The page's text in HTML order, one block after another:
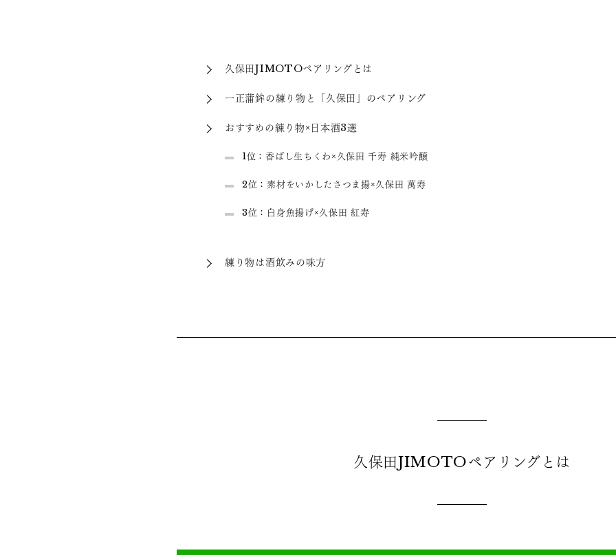
久保田JIMOTOペアリングとは
一正蒲鉾の練り物と「久保田」のペアリング
おすすめの練り物×日本酒3選
1位：香ばし生ちくわ×久保田 千寿 純米吟醸
2位：素材をいかしたさつま揚×久保田 萬寿
3位：白身魚揚げ×久保田 紅寿
練り物は酒飲みの味方
久保田JIMOTOペアリングとは